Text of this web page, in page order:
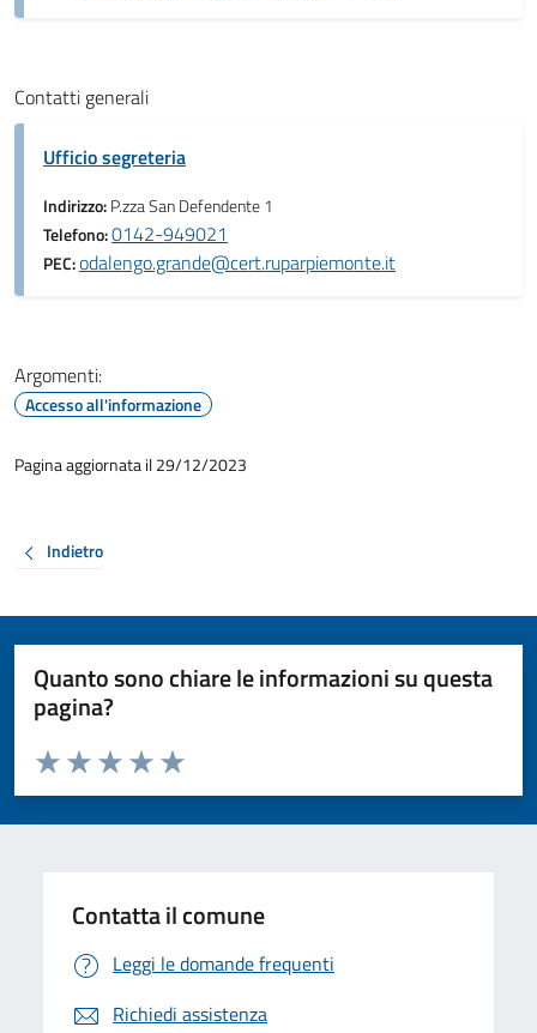
Contatti generali
Ufficio segreteria
Indirizzo:P.zza San Defendente 1
Telefono:0142-949021
PEC:odalengo.grande@cert.ruparpiemonte.it
Argomenti:
Accesso all'informazione
Pagina aggiornata il 29/12/2023
Indietro
Quanto sono chiare le informazioni su questa
pagina?
Valuta da 1 a 5 stelle la pagina
Valuta 5 stelle su 5
Valuta 4 stelle su 5
Valuta 3 stelle su 5
Valuta 2 stelle su 5
Valuta 1 stelle su 5
Contatta il comune
Leggi le domande frequenti
Richiedi assistenza